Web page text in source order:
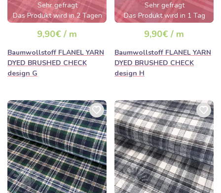
Sehr gefragt
Das Produkt wird in 2 Tagen
ausverkauft sein
9,90€ / m
Baumwollstoff FLANEL YARN
DYED BRUSHED CHECK
design G
Sehr gefragt
Das Produkt wird in 1 Tag
ausverkauft sein
9,90€ / m
Baumwollstoff FLANEL YARN
DYED BRUSHED CHECK
design H